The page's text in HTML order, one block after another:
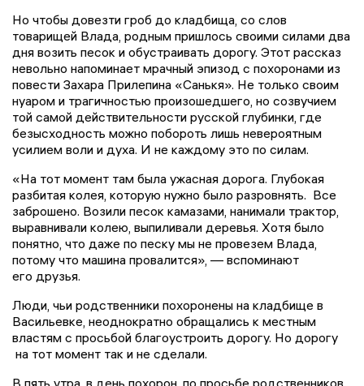
Но чтобы довезти гроб до кладбища, со слов
товарищей Влада, родным пришлось своими силами два
дня возить песок и обустраивать дорогу. Этот рассказ
невольно напоминает мрачный эпизод с похоронами из
повести Захара Прилепина «Санькя». Не только своим
нуаром и трагичностью произошедшего, но созвучием
той самой действительности русской глубинки, где
безысходность можно побороть лишь невероятным
усилием воли и духа. И не каждому это по силам.
«На тот момент там была ужасная дорога. Глубокая
разбитая колея, которую нужно было разровнять. Все
заброшено. Возили песок камазами, нанимали трактор,
выравнивали колею, выпиливали деревья. Хотя было
понятно, что даже по песку мы не провезем Влада,
потому что машина провалится», — вспоминают
его друзья.
Люди, чьи родственники похоронены на кладбище в
Васильевке, неоднократно обращались к местным
властям с просьбой благоустроить дорогу. Но дорогу
на тот момент так и не сделали.